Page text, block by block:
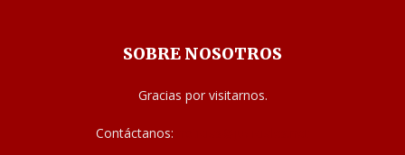
SOBRE NOSOTROS
Gracias por visitarnos.
Contáctanos: